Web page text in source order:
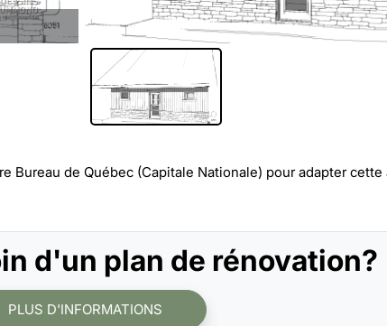
Bureau de Québec (Capitale Nationale) pour adapter cette
d'un plan de rénovation?
PLUS D'INFORMATIONS